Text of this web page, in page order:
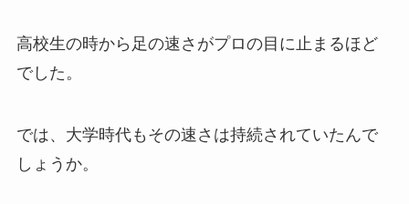
高校生の時から足の速さがプロの目に止まるほど
でした。
では、大学時代もその速さは持続されていたんで
しょうか。